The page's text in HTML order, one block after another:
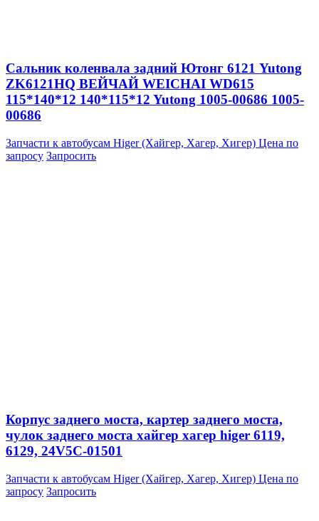
Сальник коленвала задний Ютонг 6121 Yutong
ZK6121HQ ВЕЙЧАЙ WEICHAI WD615
115*140*12 140*115*12 Yutong 1005-00686 1005-
00686
Запчасти к автобусам Higer (Хайгер, Хагер, Хигер) Цена по
запросу Запросить
Корпус заднего моста, картер заднего моста,
чулок заднего моста хайгер хагер higer 6119,
6129, 24V5C-01501
Запчасти к автобусам Higer (Хайгер, Хагер, Хигер) Цена по
запросу Запросить